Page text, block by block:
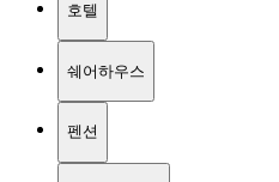
호텔
쉐어하우스
펜션